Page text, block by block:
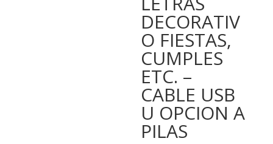
DECORATIV
O FIESTAS,
CUMPLES
ETC. –
CABLE USB
U OPCION A
PILAS